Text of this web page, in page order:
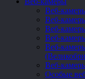
Веб-
Веб-
Веб-
Веб-
Веб-
Веб-
Особые